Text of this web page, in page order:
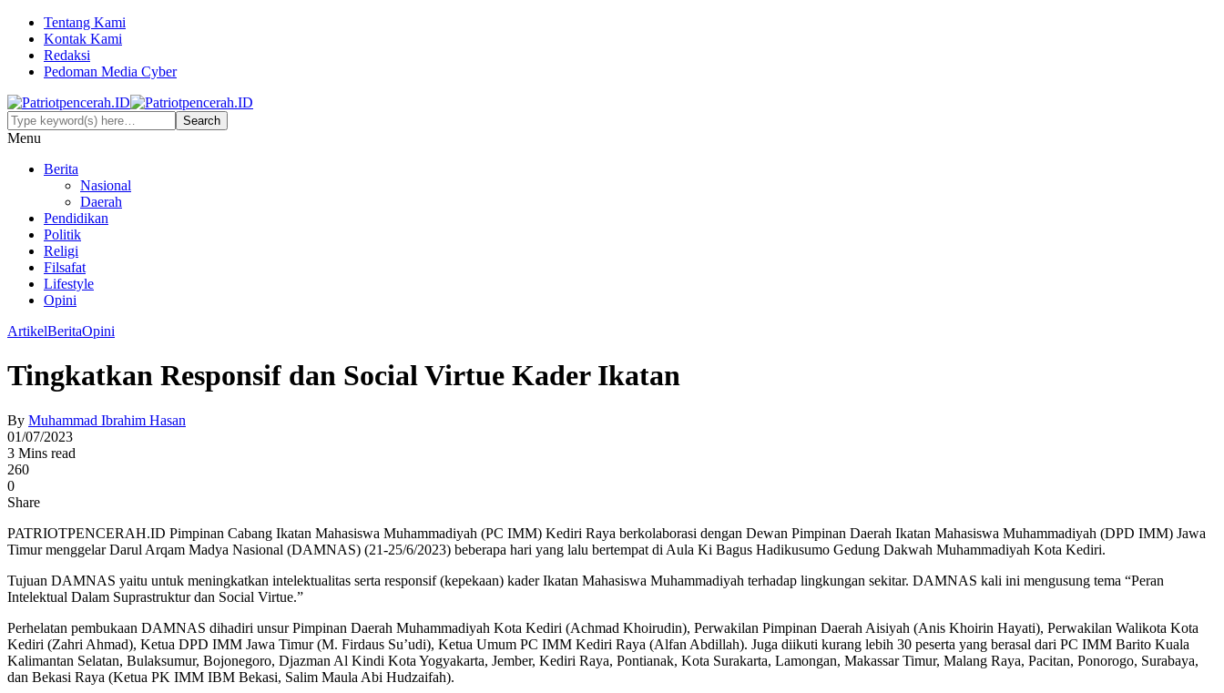
Tentang Kami
Kontak Kami
Redaksi
Pedoman Media Cyber
Menu
Berita
Nasional
Daerah
Pendidikan
Politik
Religi
Filsafat
Lifestyle
Opini
ArtikelBeritaOpini
Tingkatkan Responsif dan Social Virtue Kader Ikatan
By Muhammad Ibrahim Hasan
01/07/2023
3 Mins read
260
0
Share
PATRIOTPENCERAH.ID Pimpinan Cabang Ikatan Mahasiswa Muhammadiyah (PC IMM) Kediri Raya berkolaborasi dengan Dewan Pimpinan Daerah Ikatan Mahasiswa Muhammadiyah (DPD IMM) Jawa
Timur menggelar Darul Arqam Madya Nasional (DAMNAS) (21-25/6/2023) beberapa hari yang lalu bertempat di Aula Ki Bagus Hadikusumo Gedung Dakwah Muhammadiyah Kota Kediri.
Tujuan DAMNAS yaitu untuk meningkatkan intelektualitas serta responsif (kepekaan) kader Ikatan Mahasiswa Muhammadiyah terhadap lingkungan sekitar. DAMNAS kali ini mengusung tema “Peran
Intelektual Dalam Suprastruktur dan Social Virtue.”
Perhelatan pembukaan DAMNAS dihadiri unsur Pimpinan Daerah Muhammadiyah Kota Kediri (Achmad Khoirudin), Perwakilan Pimpinan Daerah Aisiyah (Anis Khoirin Hayati), Perwakilan Walikota Kota
Kediri (Zahri Ahmad), Ketua DPD IMM Jawa Timur (M. Firdaus Su’udi), Ketua Umum PC IMM Kediri Raya (Alfan Abdillah). Juga diikuti kurang lebih 30 peserta yang berasal dari PC IMM Barito Kuala
Kalimantan Selatan, Bulaksumur, Bojonegoro, Djazman Al Kindi Kota Yogyakarta, Jember, Kediri Raya, Pontianak, Kota Surakarta, Lamongan, Makassar Timur, Malang Raya, Pacitan, Ponorogo, Surabaya,
dan Bekasi Raya (Ketua PK IMM IBM Bekasi, Salim Maula Abi Hudzaifah).